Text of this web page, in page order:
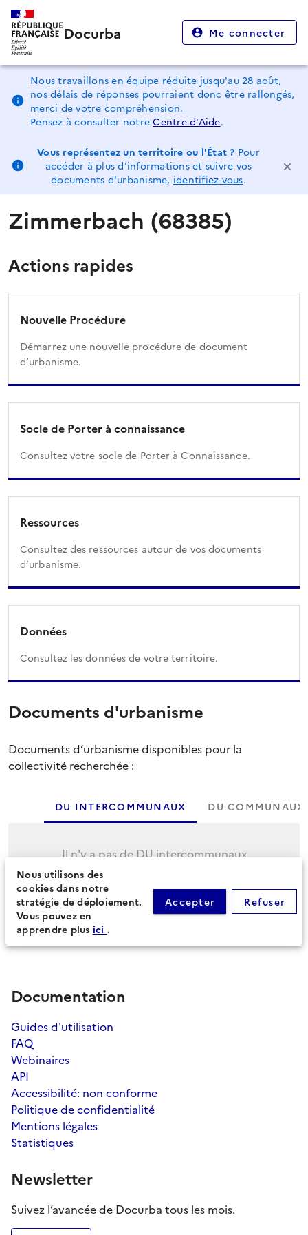
Docurba Me connecter
Nous travaillons en équipe réduite jusqu'au 28 août,
nos délais de réponses pourraient donc être rallongés,
merci de votre compréhension.
Pensez à consulter notreCentre d'Aide.
Vous représentez un territoire ou l'État ? Pour
accéder à plus d'informations et suivre vos
documents d'urbanisme, identifiez-vous.
Zimmerbach (68385)
Actions rapides
Nouvelle Procédure
Démarrez une nouvelle procédure de document
d’urbanisme.
Socle de Porter à connaissance
Consultez votre socle de Porter à Connaissance.
Ressources
Consultez des ressources autour de vos documents
d’urbanisme.
Données
Consultez les données de votre territoire.
Documents d'urbanisme
Documents d’urbanisme disponibles pour la
collectivité recherchée :
DU INTERCOMMUNAUX DU COMMUNAUX
Il n'y a pas de DU intercommunaux
Cliquez sur l'onglet suivant pour afficher les
DU communaux.
Documentation
Guides d'utilisation
FAQ
Webinaires
API
Accessibilité: non conforme
Politique de confidentialité
Mentions légales
Statistiques
Newsletter
Suivez l’avancée de Docurba tous les mois.
Nous utilisons des
cookies dans notre
stratégie de déploiement.
Vous pouvez en
apprendre plus ici .
Accepter Refuser